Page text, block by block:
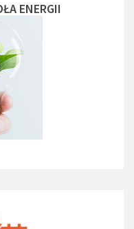
ENERGII